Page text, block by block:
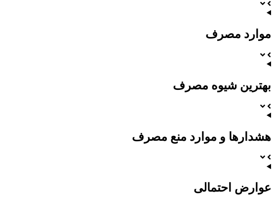
موارد مصرف
بهترین شیوه مصرف
هشدارها و موارد منع مصرف
عوارض احتمالی